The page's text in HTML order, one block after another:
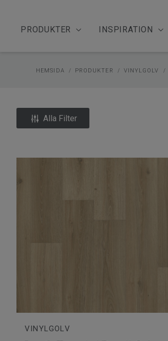
PRODUKTER INSPIRATION
HEMSIDA PRODUKTER VINYLGOLV
Alla Filter
VINYLGOLV